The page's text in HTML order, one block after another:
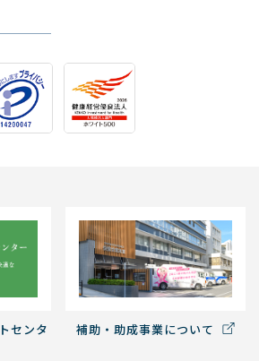
センタ
補助・助成事業について